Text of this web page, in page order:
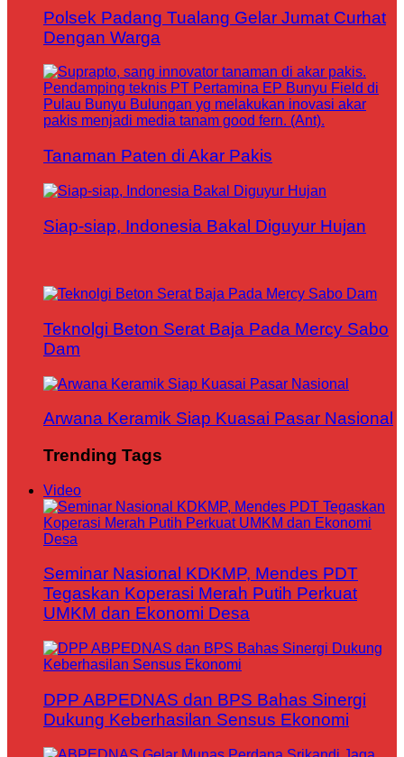
Polsek Padang Tualang Gelar Jumat Curhat
Dengan Warga
Tanaman Paten di Akar Pakis
Siap-siap, Indonesia Bakal Diguyur Hujan
Teknolgi Beton Serat Baja Pada Mercy Sabo
Dam
Arwana Keramik Siap Kuasai Pasar Nasional
Trending Tags
Video
Seminar Nasional KDKMP, Mendes PDT
Tegaskan Koperasi Merah Putih Perkuat
UMKM dan Ekonomi Desa
DPP ABPEDNAS dan BPS Bahas Sinergi
Dukung Keberhasilan Sensus Ekonomi